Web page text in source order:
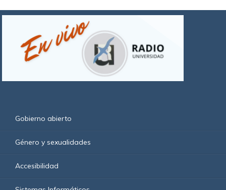
Gobierno abierto
Género y sexualidades
Accesibilidad